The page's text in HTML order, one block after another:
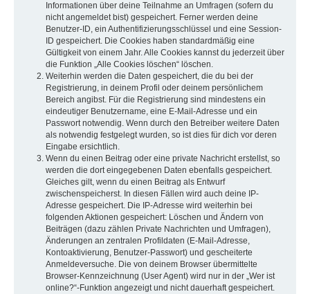
Informationen über deine Teilnahme an Umfragen (sofern du
nicht angemeldet bist) gespeichert. Ferner werden deine
Benutzer-ID, ein Authentifizierungsschlüssel und eine Session-
ID gespeichert. Die Cookies haben standardmäßig eine
Gültigkeit von einem Jahr. Alle Cookies kannst du jederzeit über
die Funktion „Alle Cookies löschen“ löschen.
Weiterhin werden die Daten gespeichert, die du bei der
Registrierung, in deinem Profil oder deinem persönlichem
Bereich angibst. Für die Registrierung sind mindestens ein
eindeutiger Benutzername, eine E-Mail-Adresse und ein
Passwort notwendig. Wenn durch den Betreiber weitere Daten
als notwendig festgelegt wurden, so ist dies für dich vor deren
Eingabe ersichtlich.
Wenn du einen Beitrag oder eine private Nachricht erstellst, so
werden die dort eingegebenen Daten ebenfalls gespeichert.
Gleiches gilt, wenn du einen Beitrag als Entwurf
zwischenspeicherst. In diesen Fällen wird auch deine IP-
Adresse gespeichert. Die IP-Adresse wird weiterhin bei
folgenden Aktionen gespeichert: Löschen und Ändern von
Beiträgen (dazu zählen Private Nachrichten und Umfragen),
Änderungen an zentralen Profildaten (E-Mail-Adresse,
Kontoaktivierung, Benutzer-Passwort) und gescheiterte
Anmeldeversuche. Die von deinem Browser übermittelte
Browser-Kennzeichnung (User Agent) wird nur in der „Wer ist
online?“-Funktion angezeigt und nicht dauerhaft gespeichert.